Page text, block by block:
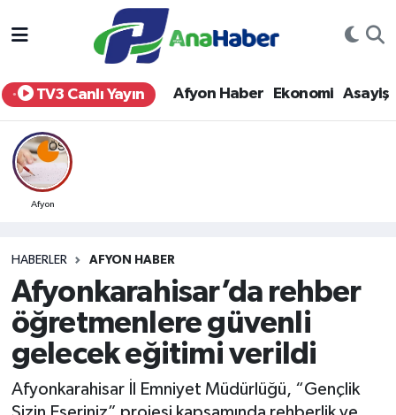
TV3 Canlı Yayın Afyon Haber Ekonomi Asayiş
Afyon
HABERLER AFYON HABER
Afyonkarahisar’da rehber
öğretmenlere güvenli
gelecek eğitimi verildi
Afyonkarahisar İl Emniyet Müdürlüğü, “Gençlik
Yurt Haber
Afyon Haber
Ekonomi
Siyaset
Eğitim
Sağlık
Teknoloji
Afyonkarahisar Nöbetçi Eczaneler
Afyonkarahisar Hava Durumu
Afyonkarahisar Namaz Vakitleri
Afyonkarahisar Trafik Yoğunluk Haritası
Tüm Manşetler
Son Dakika Haberleri
Haber Arşivi